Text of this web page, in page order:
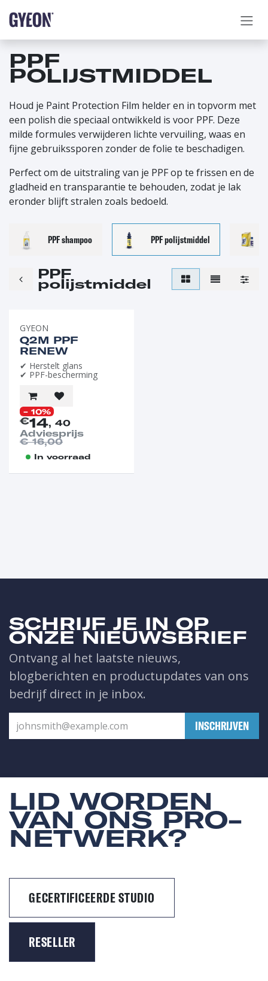
PPF
POLIJSTMIDDEL
Houd je Paint Protection Film helder en in topvorm met
een polish die speciaal ontwikkeld is voor PPF. Deze
milde formules verwijderen lichte vervuiling, waas en
fijne gebruikssporen zonder de folie te beschadigen.
Perfect om de uitstraling van je PPF op te frissen en de
gladheid en transparantie te behouden, zodat je lak
eronder blijft stralen zoals bedoeld.
PPF shampoo PPF polijstmiddel
PPF
polijstmiddel
GYEON
Q2M PPF
RENEW
✔ Herstelt glans
✔ PPF-bescherming
- 10%
€14, 40
Adviesprijs
€16,00
In voorraad
SCHRIJF JE IN OP
ONZE NIEUWSBRIEF
Ontvang al het laatste nieuws,
blogberichten en productupdates van ons
bedrijf direct in je inbox.
​INSCHRIJVEN
LID WORDEN
VAN ONS PRO-
NETWERK?
GECERTIFICEERDE STUDIO
RESELLER